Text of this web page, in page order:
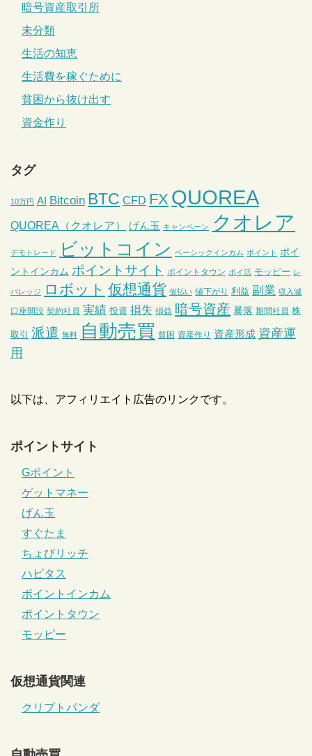
暗号資産取引所
未分類
生活の知恵
生活費を稼ぐために
貧困から抜け出す
資金作り
タグ
10万円 AI Bitcoin BTC CFD FX QUOREA
QUOREA（クオレア） げん玉 キャンペーン クオレア
デモトレード ビットコイン ベーシックインカム ポイント ポイ
ントインカム ポイントサイト ポイントタウン ポイ活 モッピー レ
バレッジ ロボット 仮想通貨 仮払い 値下がり 利益 副業 収入減
口座開設 契約社員 実績 投資 損失 損益 暗号資産 暴落 期間社員 株
取引 派遣 無料 自動売買 貧困 資産作り 資産形成 資産運
用
以下は、アフィリエイト広告のリンクです。
ポイントサイト
Gポイント
ゲットマネー
げん玉
すぐたま
ちょびリッチ
ハピタス
ポイントインカム
ポイントタウン
モッピー
仮想通貨関連
クリプトパンダ